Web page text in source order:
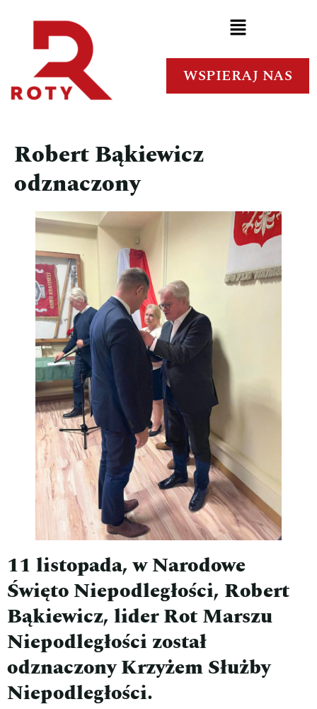
WSPIERAJ NAS
Robert Bąkiewicz
odznaczony
11 listopada, w Narodowe
Święto Niepodległości, Robert
Bąkiewicz, lider Rot Marszu
Niepodległości został
odznaczony Krzyżem Służby
Niepodległości.